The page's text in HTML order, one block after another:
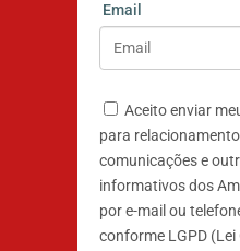
Email
Aceito enviar
para
comunicações e
informativos dos
por e-mail ou
conforme LGPD (Lei